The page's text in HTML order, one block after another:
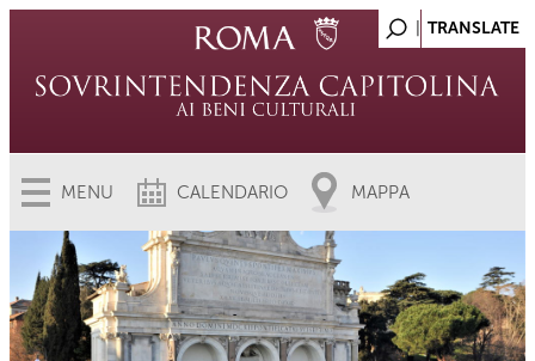
MENU CALENDARIO MAPPA